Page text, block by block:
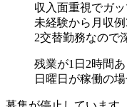
収入面重視でガ
未経験から月収例
2交替勤務なので
残業が1日2時間
日曜日が稼働の